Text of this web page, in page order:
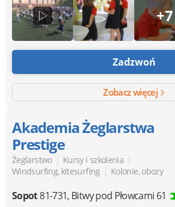
+7
Zadzwoń
Zobacz więcej
Akademia Żeglarstwa
Prestige
Żeglarstwo | Kursy i szkolenia |
Windsurfing, kitesurfing | Kolonie, obozy
Sopot81-731, Bitwy pod Płowcami 61